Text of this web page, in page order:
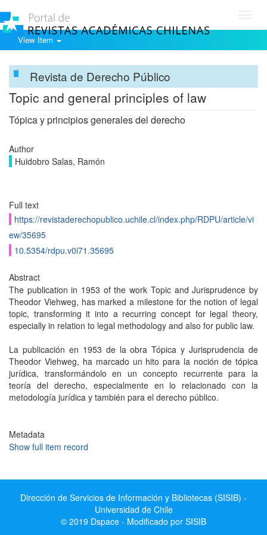
View Item
Revista de Derecho Público
Topic and general principles of law
Tópica y principios generales del derecho
Author
Huidobro Salas, Ramón
Full text
https://revistaderechopublico.uchile.cl/index.php/RDPU/article/vi
ew/35695
10.5354/rdpu.v0i71.35695
Abstract
The publication in 1953 of the work Topic and Jurisprudence by
Theodor Viehweg, has marked a milestone for the notion of legal
topic, transforming it into a recurring concept for legal theory,
especially in relation to legal methodology and also for public law.
La publicación en 1953 de la obra Tópica y Jurisprudencia de
Theodor Viehweg, ha marcado un hito para la noción de tópica
jurídica, transformándolo en un concepto recurrente para la
teoría del derecho, especialmente en lo relacionado con la
metodología jurídica y también para el derecho público.
Metadata
Show full item record
Dirección de Servicios de Información y Bibliotecas (SISIB) -
Universidad de Chile
© 2019 Dspace - Modificado por SISIB